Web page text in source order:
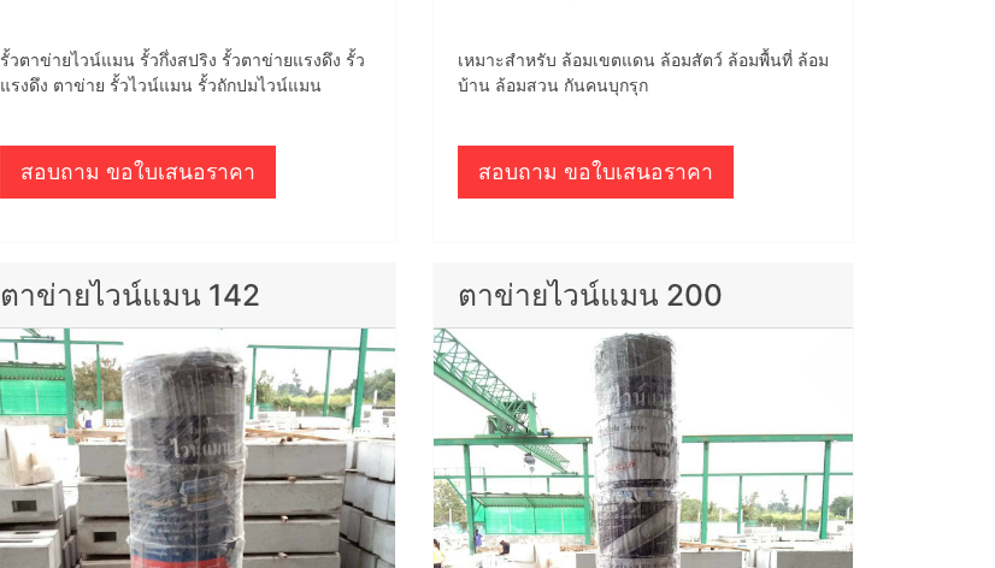
รั้วตาข่ายไวน์แมน รั้วกึ่งสปริง รั้วตาข่ายแรงดึง รั้ว
แรงดึง ตาข่าย รั้วไวน์แมน รั้วถักปมไวน์แมน
สอบถาม ขอใบเสนอราคา
เหมาะสำหรับ ล้อมเขตแดน ล้อมสัตว์ ล้อมพื้นที่ ล้อม
บ้าน ล้อมสวน กันคนบุกรุก
สอบถาม ขอใบเสนอราคา
ตาข่ายไวน์แมน 142 ตาข่ายไวน์แมน 200